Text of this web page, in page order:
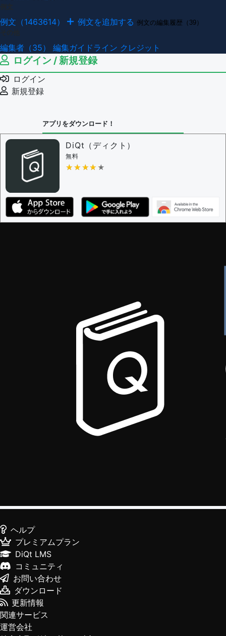
例文（1463614） 例文を追加する 例文の編集履歴（39）
編集者（35） 編集ガイドライン クレジット
ログイン / 新規登録
ログイン
新規登録
アプリをダウンロード！
DiQt（ディクト）
無料
★★★★★
★★★★★
ヘルプ
プレミアムプラン
DiQt LMS
コミュニティ
お問い合わせ
ダウンロード
更新情報
関連サービス
運営会社